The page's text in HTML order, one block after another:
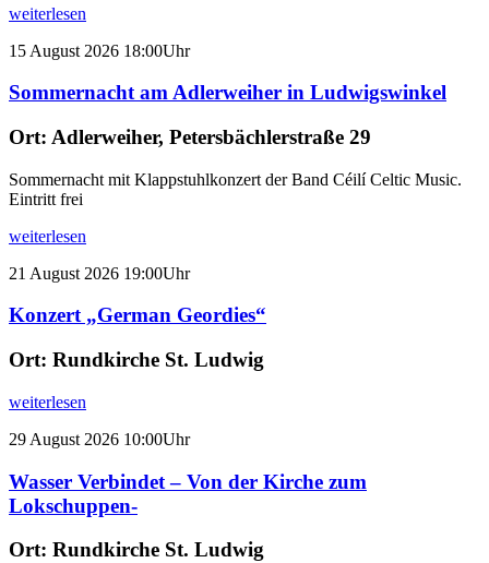
weiterlesen
15 August 2026 18:00Uhr
Sommernacht am Adlerweiher in Ludwigswinkel
Ort: Adlerweiher, Petersbächlerstraße 29
Sommernacht mit Klappstuhlkonzert der Band Céilí Celtic Music.
Eintritt frei
weiterlesen
21 August 2026 19:00Uhr
Konzert „German Geordies“
Ort: Rundkirche St. Ludwig
weiterlesen
29 August 2026 10:00Uhr
Wasser Verbindet – Von der Kirche zum
Lokschuppen-
Ort: Rundkirche St. Ludwig